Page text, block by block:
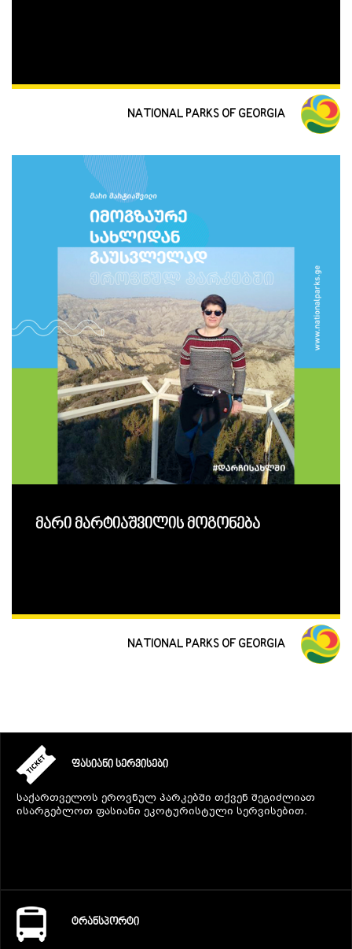
NATIONAL PARKS OF GEORGIA
მარი მარტიაშვილის მოგონება
NATIONAL PARKS OF GEORGIA
ᲤᲐᲡᲘᲐᲜᲘ ᲡᲔᲠᲕᲘᲡᲔᲑᲘ
საქართველოს ეროვნულ პარკებში თქვენ შეგიძლიათ
ისარგებლოთ ფასიანი ეკოტურისტული სერვისებით.
ᲢᲠᲐᲜᲡᲞᲝᲠᲢᲘ